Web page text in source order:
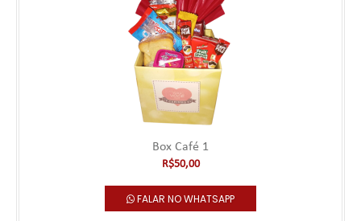
Box Café 1
R$50,00
FALAR NO WHATSAPP